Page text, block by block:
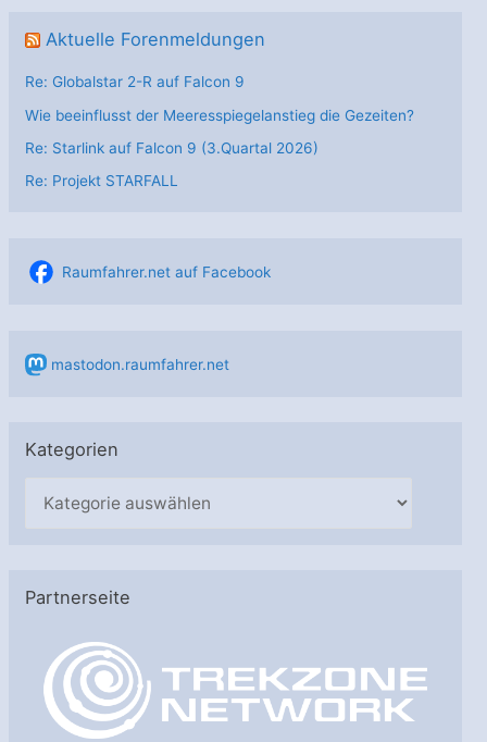
Aktuelle Forenmeldungen
Re: Globalstar 2-R auf Falcon 9
Wie beeinflusst der Meeresspiegelanstieg die Gezeiten?
Re: Starlink auf Falcon 9 (3.Quartal 2026)
Re: Projekt STARFALL
Raumfahrer.net auf Facebook
mastodon.raumfahrer.net
Kategorien
g
Partnerseite